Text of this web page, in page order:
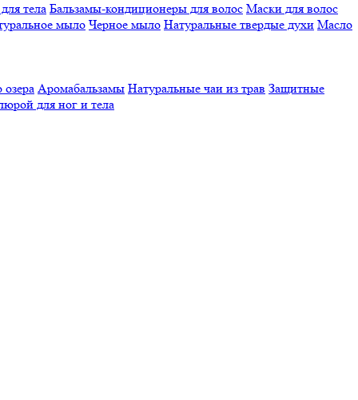
тела Бальзамы-кондиционеры для волос Маски для волос
мыло Черное мыло Натуральные твердые духи Масло
озера Аромабальзамы Натуральные чаи из трав Защитные
для ног и тела